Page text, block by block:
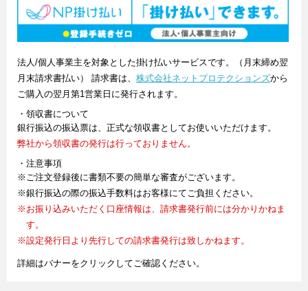
法人/個人事業主を対象とした掛け払いサービスです。（月末締め翌
月末請求書払い） 請求書は、 株式会社ネットプロテクションズから
ご購入の翌月第1営業日に発行されます。
・領収書について
銀行振込の振込票は、正式な領収書としてお使いいただけます。
弊社から領収書の発行は行っておりません。
・注意事項
※ご注文登録後に書類不要の簡単な審査がございます。
※銀行振込の際の振込手数料はお客様にてご負担ください。
※お振り込みいただく口座情報は、請求書発行前には分かりかねま
す。
※設定発行日より先行しての請求書発行は致しかねます。
詳細はバナーをクリックしてご確認ください。